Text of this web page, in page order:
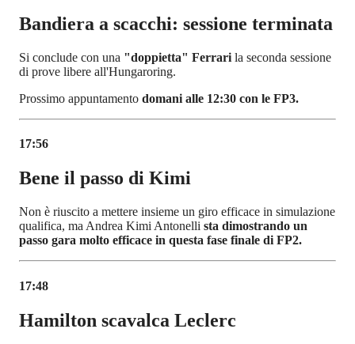
Bandiera a scacchi: sessione terminata
Si conclude con una "doppietta" Ferrari la seconda sessione
di prove libere all'Hungaroring.
Prossimo appuntamento domani alle 12:30 con le FP3.
17:56
Bene il passo di Kimi
Non è riuscito a mettere insieme un giro efficace in simulazione
qualifica, ma Andrea Kimi Antonelli sta dimostrando un
passo gara molto efficace in questa fase finale di FP2.
17:48
Hamilton scavalca Leclerc